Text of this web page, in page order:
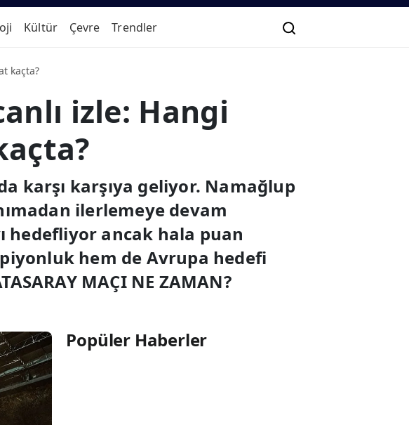
Kültür Çevre Trendler
kaçta?
izle: Hangi
karşı karşıya geliyor. Namağlup
ilerlemeye devam
hedefliyor ancak hala puan
hem de Avrupa hedefi
MAÇI NE ZAMAN?
Popüler Haberler